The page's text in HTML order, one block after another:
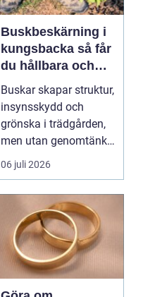
Buskbeskärning i
kungsbacka så får
du hållbara och
vackra buskar året
runt
Buskar skapar struktur,
insynsskydd och
grönska i trädgården,
men utan genomtänkt
beskärning blir de...
06 juli 2026